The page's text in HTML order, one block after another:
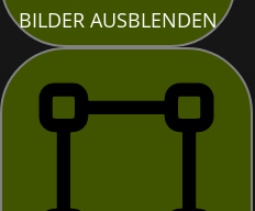
BILDER AUSBLENDEN